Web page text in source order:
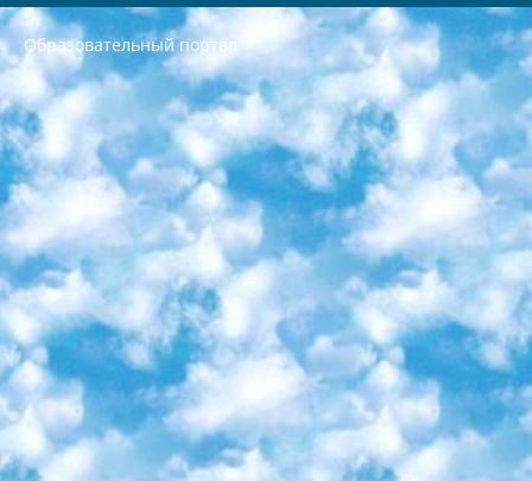
Образовательный портал
РЕСПУБЛИКА УЗБЕКИСТАН МИНИСТРЕРСТВО ДОШКОЛЬНОГО И ШКОЛЬНОГО ОБРАЗОВАНИЯ КОМАНДА в общеобразовательных учреждениях в 2023-2024 учебном году организация и проведение итоговой государственной аттестации обучающихся о Министра дошкольного и школьного образования Республики Узбекистан от 4 марта 2008 года (постановлением Минюста от 20 марта 2008 года № 1778 государственной регистрации) «Итоговое состояние учащихся общего среднего образования на основании положения об утверждении положения об аттестации общего среднего образования выпускной экзамен студентов в образовательных учреждениях в 2023-2024 учебном году В целях организации и прохождения аттестации приказываю: 1. Следующее: перечень предметов, по которым будет проводиться итоговая государственная аттестация и экзамен формы перевода согласно приложению 1; сертификаты международного образца, оценивающие уровень владения иностранными языками перечень согласно приложению 2; 2. Педагогический при специализированных образовательных учреждениях. научно-практический центр квалификации и международной оценки (Д.Давидова) 2024 г. До 25 марта: задания по предметам, по которым будет проводиться итоговая аттестация разработка и утверждение технических условий; итоговая аттестация на основании разработанного предметного задания разработка вопросов по предметам (устно и письменно), экзамен передача; общеобразовательные средние школы и специальные учебные заведения учащиеся выпускных классов школ и интернатов в агентской системе подготовка базы данных экзаменационных материалов и критериев оценки; перевод базы экзаменационных материалов на все языки обучения подать в Республиканский образовательный центр для изготовления; варианты экзаменов на основе разработанных контрольных материалов пусть будут поставлены задачи формирования. 3. Республиканский образовательный центр (Ш.Худайкулов) до 5 апреля 2024 года. до: база данных предоставленных экзаменационных материалов на все языки обучения перевод и экспертиза; для слепых, слабовидящих, глухих, слабослышащих и умственно отсталых детей учащиеся выпускных классов специализированных школ и школ-интернатов база данных экзаменационных материалов на всех преподаваемых языках подготовка критериев оценки; специализированные школы для умственно отсталых детей и технологии для учащихся выпускных классов школ-интернатов разработка соответствующих рекомендаций и критериев проведения ЕГЭ по естествознанию давать задания. 4. Педагогический при специализированных образовательных учреждениях. Научно-практический центр навыков и международной оценки (Д.Давидова), Республика образовательный центр (Худайкулов Ш.) итоговый государственный аттестационный экзамен ориентирован на творческое и логическое мышление при подготовке базы материалов учитывать введение заданий. 5. Следует отметить, что: сертификат государственного образца о знании общеобразовательного предмета и как минимум национальный уровень B1 по предметам на иностранных языках, указанным в Приложении 2. или международно признанный сертификат эквивалентного уровня студенты, изучающие определенный предмет, освобождаются от экзамена; по соответствующим предметам запланирована итоговая государственная аттестация за день до дня, путем жеребьевки Рабочей группой (в письменной форме по предметам, проводимым в форме) из числа сформированных вариантов выбрано 2 варианта; 2 выбранных варианта экзамена анонсированы на официальном сайте министерства и все выпускники по всей стране на основе этих вариантов проводит итоговую государственную аттестацию. 6. Государственное образование учащихся средних общеобразовательных учреждений. знания в соответствии с квалификационными требованиями, которые необходимо приобрести на основании стандартов итоговый (выпускной) контроль для 9 и 11 классов в целях тестирования Экзамены (далее – экзамены) состоят из предметов, перечисленных в приложении 1. будет сделано. 7. Экзамены пройдут с 26 мая по 15 июня 2024 г. (кроме науки физического воспитания). 8. Физическая для учащихся 9 классов общесредних образовательных учреждений. Экзамены по предмету «Образование, квалификация медицина» 1-6 мая 2024 года. сотрудники перевести под присмотр (с отклонениями в физическом или умственном развитии) специализированная школа для детей, школы-интернаты и со сколиозом школы-интернаты санаторного типа для больных детей исключены). 9. Он был слепым, слабовидящим и имел нарушения опорно-двигательного аппарата. экзамены в специализированных школах и интернатах для детей должны проводиться исходя из требований, предъявляемых к общеобразовательным учреждениям (физкультура кроме науки). 10. Специализированная школа для глухих и слабослышащих детей. и экзамены в интернатах и быть реализован в виде письменного теста по математике. 11. Специальность для умственно отсталых детей. Для 9 класса Родной язык и литературное письмо Государственный язык (язык обучения – узбекский). для неклассов) написано Математическое письмо Письменная/устная история Узбекистана Физическое воспитание практично Итоговый контроль Для 11 класса Написание родного языка и литературы (эссе) Математическое письмо Узбекский язык (обучение на узбекском языке) не посещающее общее среднее образование для учреждений)/Образовательное учреждение выбор письменный и устный Иностранный язык письменный/устный Письменная/устная история Узбекистана *По выбору студента:  Химия  Физика  Основы государственного права  География 10 бесплатных образовательных ресурсов - Мы составили подборку онлайн-проектов с интерактивными упражнениями, видеолекциями и статьями. Они помогут вам обрести новые и освежить старые знания бесплатно. 1. «ИНТУИТ» Старейшая образовательная площадка Рунета. Здесь вы найдёте сотни текстовых и видеокурсов на десятки различных тем — от программирования до психологии. Многие курсы подготовлены российскими университетами и крупными международными компаниями вроде Intel и Microsoft. Самостоятельное обучение бесплатное, но желающие могут оплатить услуги персональных наставников. 2. «Смартия» знакомит с актуальными профессиями и подсказывает, как им обучаться. Выбрав заинтересовавшую вас специальность — SMM-специалист, фотограф, веб-дизайнер или другую, — увидите список необходимых для неё умений. Чтобы вы могли освоить их самостоятельно, для каждого умения площадка отображает подборку ссылок на учебные материалы. Хотя «Смартия» ориентируется на русскоязычную аудиторию, часть контента всё же доступна только на английском. 3. «Лекторий Физтеха» Проект Московского физико-технического института (Физтеха). С его помощью вы можете смотреть онлайн серии лекций, записанные на видео в этом вузе. В числе доступных предметов — физика, биология, химия, информационные технологии и другие. К некоторым лекциям администрация ресурса прилагает готовые конспекты, которые можно скачивать в PDF-формате. 4. ITMOcourses Онлайн-площадка Санкт-Петербургского национального исследовательского университета информационных технологий, механики и оптики (ИТМО). Ресурс предоставляет свободный доступ к курсам, разработанным в этом вузе. Каталог материалов разбит на четыре категории: «Оптические системы и технологии», «Приборостроение и робототехника», «Информационные технологии» и «Биотехнологии». Курсы состоят из видеолекций, интерактивных демонстраций и заданий. 5. «КиберЛенинка» Электронная научная библиотека открытого доступа. Каталог площадки регулярно обрастает текстами статей из различных научных изданий. Сгруппированные по журналам и рубрикам публикации можно читать онлайн или скачивать целиком в PDF-формате. Проект нацелен на популяризацию науки за счёт открытого доступа к качественной информации. 6. «ПостНаука» На этом ресурсе публикуют подборки видеолекций, составленные экспертами из разных отраслей и объединённые общими темами. Среди них, к примеру, есть серии «Биоинформатика и геномика», «Культура средневековой Скандинавии» и Cinema Studies о теории кино. Каждая подборка лекций — логически связанная история, рассказанная экспертом от первого лица. Кроме того, на сайте появляются научно-образовательные статьи и тесты на разные темы. 7. «Newочём» Команда проекта «Newочём» отбирает самые интересные тексты из англоязычных СМИ и переводит те из них, за которые голосуют участники сообщества «ВКонтакте». По большей части это научно-популярные статьи. Редакторы придумывают лишь заголовки, в остальном содержание переводов соответствует оригиналам. Полные тексты можно читать прямо в социальной сети. 8. InternetUrok Онлайн-база материалов по основным дисциплинам школьной программы. Информация на сайте структурирована по классам, предметам и темам (урокам). Каждый урок состоит из видеолекций и конспектов. Есть также интерактивные тренажёры и тесты для закрепления пройденного материала. Даже если вы давно окончили школу, возможность повторить программу старших классов всегда может пригодиться. 9. Edutainme Ещё один ресурс об образовании. В отличие от Newtonew, как мне кажется, Edutainme больше ориентируется на представителей индустрии: педагогов, предпринимателей, разработчиков образовательных проектов. Но и любой, кто просто стремится к саморазвитию, найдёт на сайте много полезного и интересного для себя. Например, информацию о новых курсах и образовательных сервисах. 10. Newtonew Онлайн-медиа об образовании и обучении в широком смысле. Авторы Newtonew пишут об инструментах, заведениях, тактиках и стратегиях, которые помогают учить других и получать новые знания самостоятельно. На этой площадке вы найдёте новости, обзоры, аналитические мат